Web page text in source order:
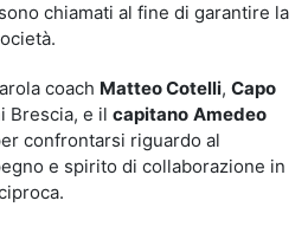
chiamati al fine di garantire la
coach Matteo Cotelli, Capo
Brescia, e il capitano Amedeo
confrontarsi riguardo al
e spirito di collaborazione in